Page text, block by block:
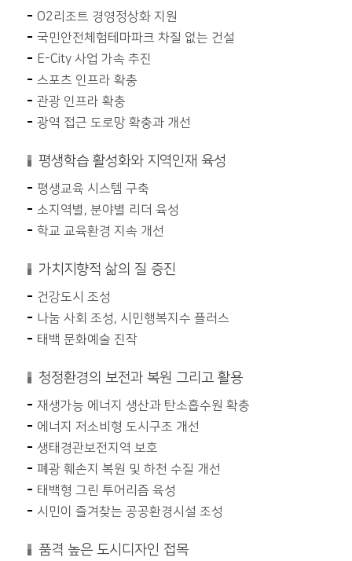
O2리조트 경영정상화 지원
국민안전체험테마파크 차질 없는 건설
E-City 사업 가속 추진
스포츠 인프라 확충
관광 인프라 확충
광역 접근 도로망 확충과 개선
평생학습 활성화와 지역인재 육성
평생교육 시스템 구축
소지역별, 분야별 리더 육성
학교 교육환경 지속 개선
가치지향적 삶의 질 증진
건강도시 조성
나눔 사회 조성, 시민행복지수 플러스
태백 문화예술 진작
청정환경의 보전과 복원 그리고 활용
재생가능 에너지 생산과 탄소흡수원 확충
에너지 저소비형 도시구조 개선
생태경관보전지역 보호
폐광 훼손지 복원 및 하천 수질 개선
태백형 그린 투어리즘 육성
시민이 즐겨찾는 공공환경시설 조성
품격 높은 도시디자인 접목